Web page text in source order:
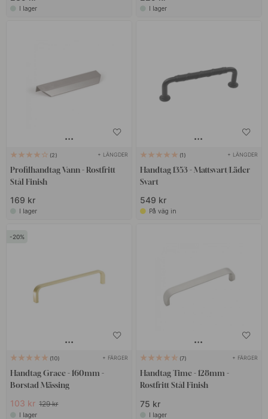
I lager I lager
2 + LÄNGDER
Profilhandtag Vann - Rostfritt
Stål Finish
169 kr
I lager
1 + LÄNGDER
Handtag 1353 - Mattsvart/Läder
Svart
549 kr
På väg in
20
10 + FÄRGER
Handtag Grace - 160mm -
Borstad Mässing
103 kr 129 kr
I lager
7 + FÄRGER
Handtag Time - 128mm -
Rostfritt Stål Finish
75 kr
I lager